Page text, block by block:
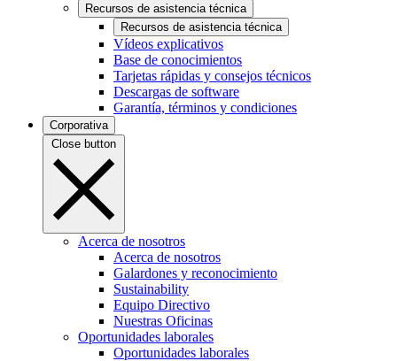
Recursos de asistencia técnica
Recursos de asistencia técnica
Vídeos explicativos
Base de conocimientos
Tarjetas rápidas y consejos técnicos
Descargas de software
Garantía, términos y condiciones
Corporativa
Close button
Acerca de nosotros
Acerca de nosotros
Galardones y reconocimiento
Sustainability
Equipo Directivo
Nuestras Oficinas
Oportunidades laborales
Oportunidades laborales